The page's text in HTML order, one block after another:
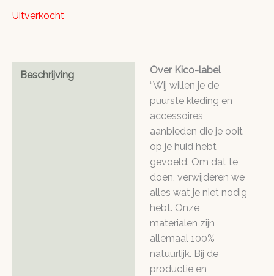
Uitverkocht
Beschrijving
Over Kico-label
“Wij willen je de
puurste kleding en
accessoires
aanbieden die je ooit
op je huid hebt
gevoeld. Om dat te
doen, verwijderen we
alles wat je niet nodig
hebt. Onze
materialen zijn
allemaal 100%
natuurlijk. Bij de
productie en